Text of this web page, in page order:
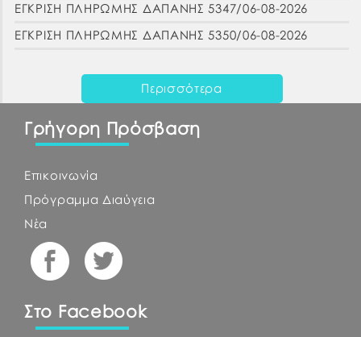
ΕΓΚΡΙΣΗ ΠΛΗΡΩΜΗΣ ΔΑΠΑΝΗΣ 5347/06-08-2026
ΕΓΚΡΙΣΗ ΠΛΗΡΩΜΗΣ ΔΑΠΑΝΗΣ 5350/06-08-2026
Περισσότερα
Γρήγορη Πρόσβαση
Επικοινωνία
Πρόγραμμα Διαύγεια
Νέα
Στο Facebook